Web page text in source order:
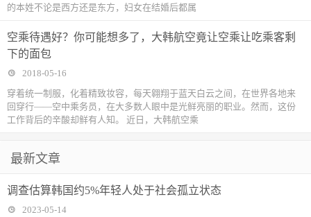
的本姓不论是西方还是东方，妇女在结婚后都属
空乘待遇好？你可能想多了，大韩航空竟让空乘让吃乘客剩
下的面包
2018-05-16
穿着统一制服，化着精致妆容，每天翱翔于蓝天白云之间，在世界各地来
回穿行——空中乘务员，在大多数人眼中是光鲜亮丽的职业。然而，这份
工作背后的辛酸却鲜有人知。 近日，大韩航空乘
最新文章
调查估算韩国约5%年轻人处于社会孤立状态
2023-05-14